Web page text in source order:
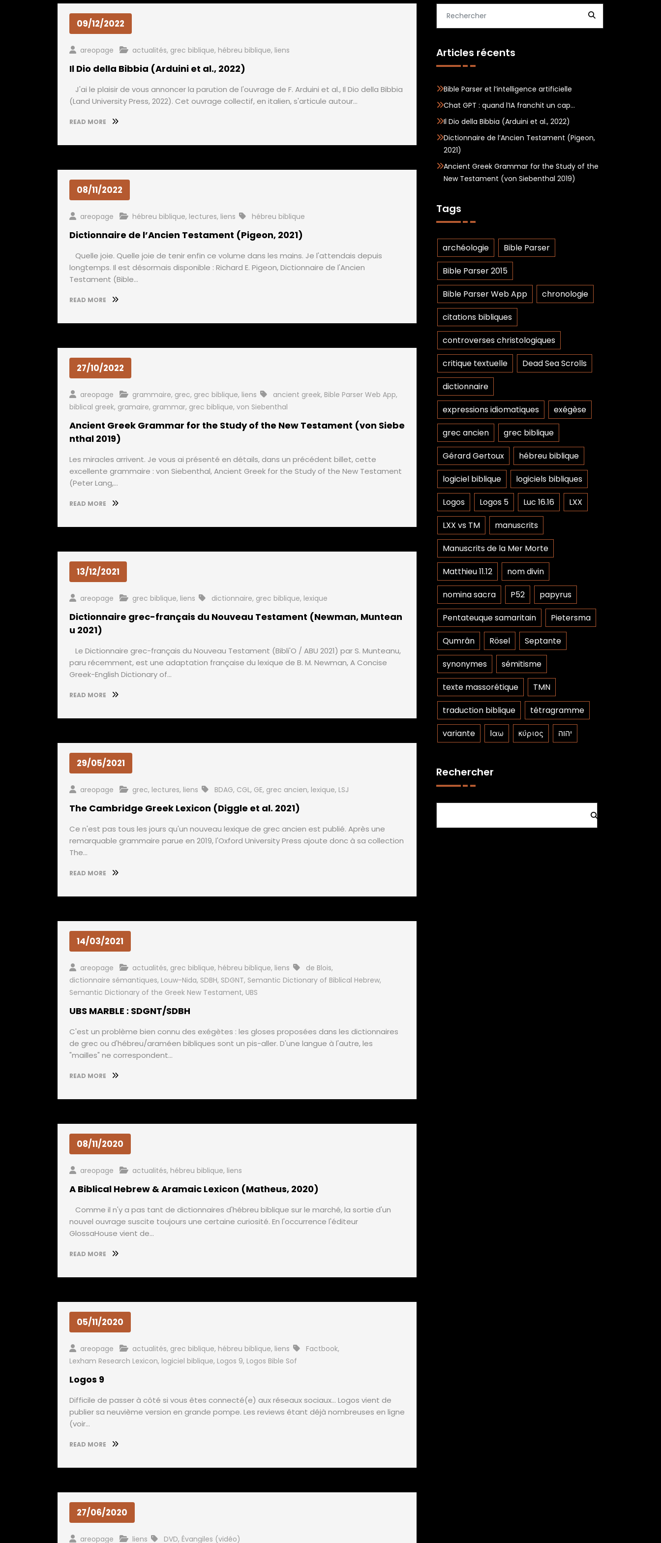
09/12/2022
areopage actualités, grec biblique, hébreu biblique, liens
Il Dio della Bibbia (Arduini et al., 2022)
J'ai le plaisir de vous annoncer la parution de l'ouvrage de F. Arduini et al., Il Dio della Bibbia
(Land University Press, 2022). Cet ouvrage collectif, en italien, s'articule autour…
READ MORE
08/11/2022
areopage hébreu biblique, lectures, liens hébreu biblique
Dictionnaire de l’Ancien Testament (Pigeon, 2021)
Quelle joie. Quelle joie de tenir enfin ce volume dans les mains. Je l'attendais depuis
longtemps. Il est désormais disponible : Richard E. Pigeon, Dictionnaire de l'Ancien
Testament (Bible…
READ MORE
27/10/2022
areopage grammaire, grec, grec biblique, liens ancient greek, Bible Parser Web App,
biblical greek, gramaire, grammar, grec biblique, von Siebenthal
Ancient Greek Grammar for the Study of the New Testament (von Siebe
nthal 2019)
Les miracles arrivent. Je vous ai présenté en détails, dans un précédent billet, cette
excellente grammaire : von Siebenthal, Ancient Greek for the Study of the New Testament
(Peter Lang,…
READ MORE
13/12/2021
areopage grec biblique, liens dictionnaire, grec biblique, lexique
Dictionnaire grec-français du Nouveau Testament (Newman, Muntean
u 2021)
Le Dictionnaire grec-français du Nouveau Testament (Bibli'O / ABU 2021) par S. Munteanu,
paru récemment, est une adaptation française du lexique de B. M. Newman, A Concise
Greek-English Dictionary of…
READ MORE
29/05/2021
areopage grec, lectures, liens BDAG, CGL, GE, grec ancien, lexique, LSJ
The Cambridge Greek Lexicon (Diggle et al. 2021)
Ce n'est pas tous les jours qu'un nouveau lexique de grec ancien est publié. Après une
remarquable grammaire parue en 2019, l'Oxford University Press ajoute donc à sa collection
The…
READ MORE
14/03/2021
areopage actualités, grec biblique, hébreu biblique, liens de Blois,
dictionnaire sémantiques, Louw-Nida, SDBH, SDGNT, Semantic Dictionary of Biblical Hebrew,
Semantic Dictionary of the Greek New Testament, UBS
UBS MARBLE : SDGNT/SDBH
C'est un problème bien connu des exégètes : les gloses proposées dans les dictionnaires
de grec ou d'hébreu/araméen bibliques sont un pis-aller. D'une langue à l'autre, les
"mailles" ne correspondent…
READ MORE
08/11/2020
areopage actualités, hébreu biblique, liens
A Biblical Hebrew & Aramaic Lexicon (Matheus, 2020)
Comme il n'y a pas tant de dictionnaires d'hébreu biblique sur le marché, la sortie d'un
nouvel ouvrage suscite toujours une certaine curiosité. En l'occurrence l'éditeur
GlossaHouse vient de…
READ MORE
05/11/2020
areopage actualités, grec biblique, hébreu biblique, liens Factbook,
Lexham Research Lexicon, logiciel biblique, Logos 9, Logos Bible Sof
Logos 9
Difficile de passer à côté si vous êtes connecté(e) aux réseaux sociaux… Logos vient de
publier sa neuvième version en grande pompe. Les reviews étant déjà nombreuses en ligne
(voir…
READ MORE
27/06/2020
areopage liens DVD, Évangiles (vidéo)
Articles récents
Bible Parser et l’intelligence artificielle
Chat GPT : quand l’IA franchit un cap…
Il Dio della Bibbia (Arduini et al., 2022)
Dictionnaire de l’Ancien Testament (Pigeon,
2021)
Ancient Greek Grammar for the Study of the
New Testament (von Siebenthal 2019)
Tags
archéologie Bible Parser
Bible Parser 2015
Bible Parser Web App chronologie
citations bibliques
controverses christologiques
critique textuelle Dead Sea Scrolls
dictionnaire
expressions idiomatiques exégèse
grec ancien grec biblique
Gérard Gertoux hébreu biblique
logiciel biblique logiciels bibliques
Logos Logos 5 Luc 16.16 LXX
LXX vs TM manuscrits
Manuscrits de la Mer Morte
Matthieu 11.12 nom divin
nomina sacra P52 papyrus
Pentateuque samaritain Pietersma
Qumrân Rösel Septante
synonymes sémitisme
texte massorétique TMN
traduction biblique tétragramme
variante Ιαω κύριος יהוה
Rechercher